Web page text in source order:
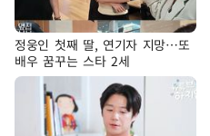
정웅인 첫째 딸, 연기자 지망…또
배우 꿈꾸는 스타 2세